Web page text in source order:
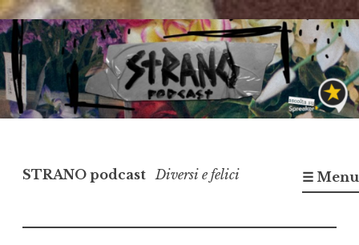
Vai
al
contenuto
STRANO podcast Diversi e felici ☰ Menu